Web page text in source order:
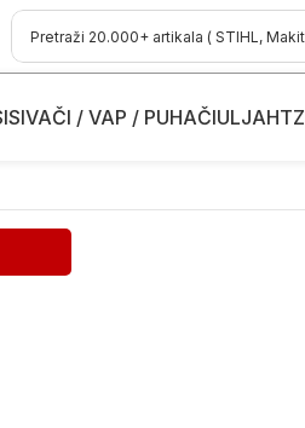
/ VAP / PUHAČIULJAHTZ